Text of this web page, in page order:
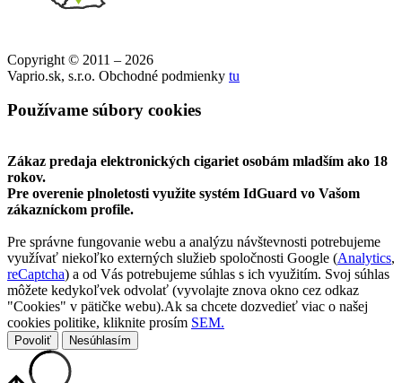
Copyright © 2011 – 2026
Vaprio.sk, s.r.o. Obchodné podmienky tu
Používame súbory cookies
Zákaz predaja elektronických cigariet osobám mladším ako 18
rokov.
Pre overenie plnoletosti využite systém IdGuard vo Vašom
zákazníckom profile.
Pre správne fungovanie webu a analýzu návštevnosti potrebujeme
využívať niekoľko externých služieb spoločnosti Google (Analytics,
reCaptcha) a od Vás potrebujeme súhlas s ich využitím. Svoj súhlas
môžete kedykoľvek odvolať (vyvolajte znova okno cez odkaz
"Cookies" v pätičke webu).Ak sa chcete dozvedieť viac o našej
cookies politike, kliknite prosím SEM.
Povoliť Nesúhlasím